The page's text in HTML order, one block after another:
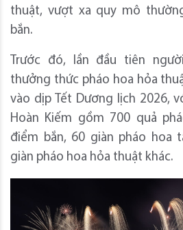
thuật, vượt xa quy mô
bắn.
Trước đó, lần đầu tiên
thưởng thức pháo hoa hỏa
vào dịp Tết Dương lịch 2026,
Hoàn Kiếm gồm 700 quả
điểm bắn, 60 giàn pháo hoa
giàn pháo hoa hỏa thuật khác.